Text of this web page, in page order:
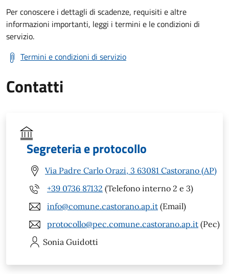
Per conoscere i dettagli di scadenze, requisiti e altre
informazioni importanti, leggi i termini e le condizioni di
servizio.
Termini e condizioni di servizio
Contatti
Segreteria e protocollo
Via Padre Carlo Orazi, 3 63081 Castorano (AP)
+39 0736 87132 (Telefono interno 2 e 3)
info@comune.castorano.ap.it (Email)
protocollo@pec.comune.castorano.ap.it (Pec)
Sonia Guidotti